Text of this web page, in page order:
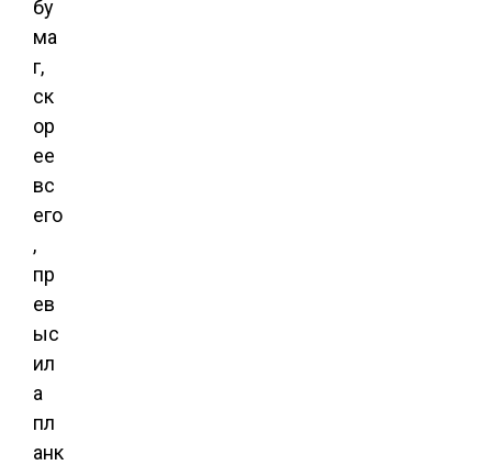
бу
ма
г,
ск
ор
ее
вс
его
,
пр
ев
ыс
ил
а
пл
анк